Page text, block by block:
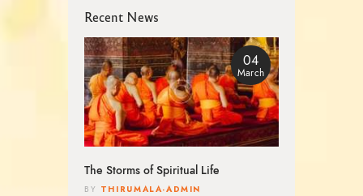
Recent News
04
March
The Storms of Spiritual Life
BY THIRUMALA-ADMIN